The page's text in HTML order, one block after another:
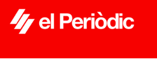
Política Societat